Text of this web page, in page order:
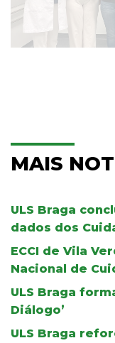
MAIS
ULS Braga
dados dos
ECCI de Vila
Nacional de
ULS Braga
Diálogo’
ULS Braga